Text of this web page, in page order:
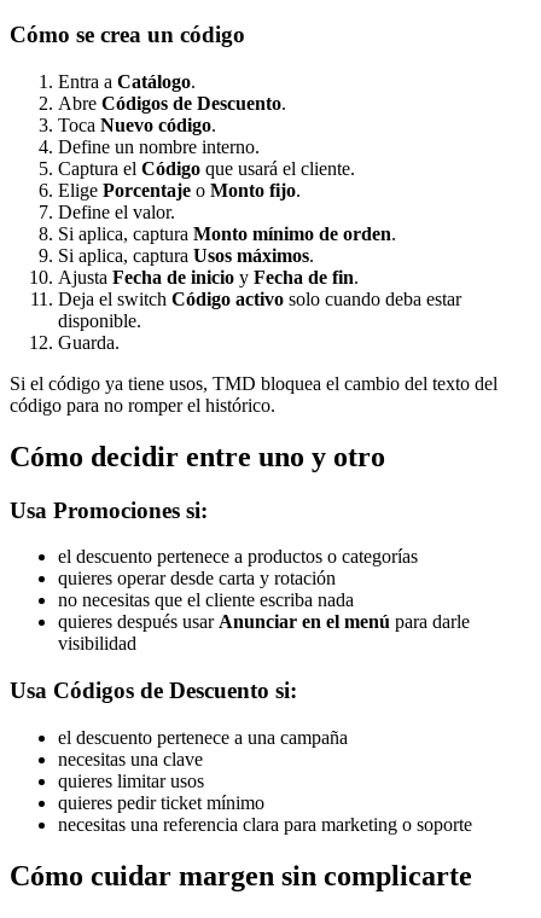
Cómo se crea un código
Entra a Catálogo.
Abre Códigos de Descuento.
Toca Nuevo código.
Define un nombre interno.
Captura el Código que usará el cliente.
Elige Porcentaje o Monto fijo.
Define el valor.
Si aplica, captura Monto mínimo de orden.
Si aplica, captura Usos máximos.
Ajusta Fecha de inicio y Fecha de fin.
Deja el switch Código activo solo cuando deba estar
disponible.
Guarda.
Si el código ya tiene usos, TMD bloquea el cambio del texto del
código para no romper el histórico.
Cómo decidir entre uno y otro
Usa Promociones si:
el descuento pertenece a productos o categorías
quieres operar desde carta y rotación
no necesitas que el cliente escriba nada
quieres después usar Anunciar en el menú para darle
visibilidad
Usa Códigos de Descuento si:
el descuento pertenece a una campaña
necesitas una clave
quieres limitar usos
quieres pedir ticket mínimo
necesitas una referencia clara para marketing o soporte
Cómo cuidar margen sin complicarte